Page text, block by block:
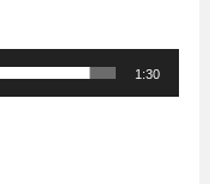
1:30